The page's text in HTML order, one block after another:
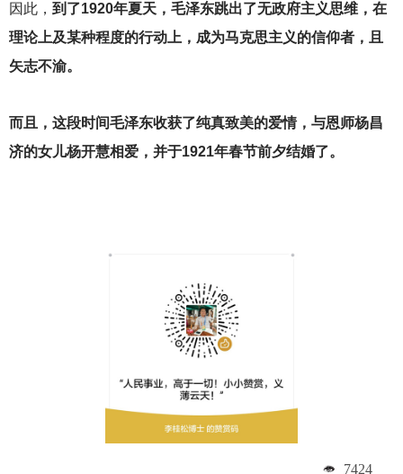
因此， 到了1920年夏天，毛泽东跳出了无政府主义思维，在
理论上及某种程度的行动上，成为马克思主义的信仰者，且
矢志不渝。
而且，这段时间毛泽东收获了纯真致美的爱情，与恩师杨昌
济的女儿杨开慧相爱，并于1921年春节前夕结婚了。
7424